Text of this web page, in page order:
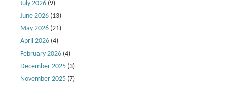
July 2026 (9)
June 2026 (13)
May 2026 (21)
April 2026 (4)
February 2026 (4)
December 2025 (3)
November 2025 (7)